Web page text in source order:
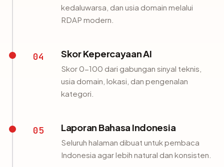
kedaluwarsa, dan usia domain melalui
RDAP modern.
04 Skor Kepercayaan AI
Skor 0-100 dari gabungan sinyal teknis,
usia domain, lokasi, dan pengenalan
kategori.
05 Laporan Bahasa Indonesia
Seluruh halaman dibuat untuk pembaca
Indonesia agar lebih natural dan konsisten.